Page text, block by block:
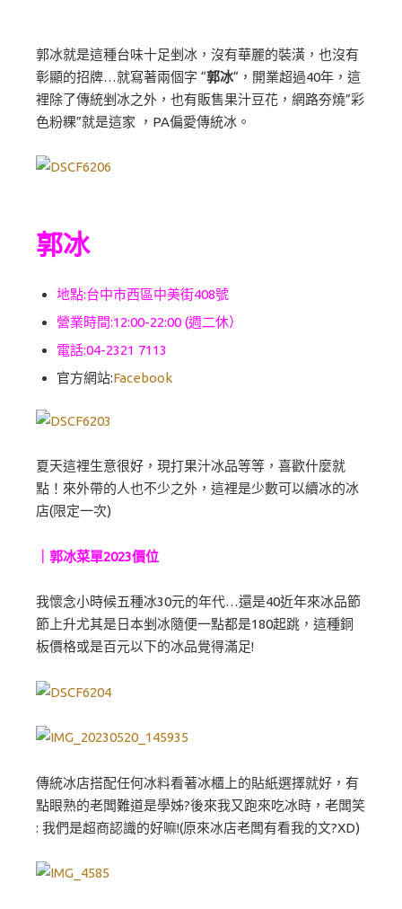
郭冰就是這種台味十足剉冰，沒有華麗的裝潢，也沒有
彰顯的招牌…就寫著兩個字 “郭冰“，開業超過40年，這
裡除了傳統剉冰之外，也有販售果汁豆花，網路夯燒”彩
色粉粿”就是這家 ，PA偏愛傳統冰。
郭冰
地點:台中市西區中美街408號
營業時間:12:00-22:00 (週二休）
電話:04-2321 7113
官方網站:Facebook
夏天這裡生意很好，現打果汁冰品等等，喜歡什麼就
點！來外帶的人也不少之外，這裡是少數可以續冰的冰
店(限定一次)
｜郭冰菜單2023價位
我懷念小時候五種冰30元的年代…還是40近年來冰品節
節上升尤其是日本剉冰隨便一點都是180起跳，這種銅
板價格或是百元以下的冰品覺得滿足!
傳統冰店搭配任何冰料看著冰櫃上的貼紙選擇就好，有
點眼熟的老闆難道是學姊?後來我又跑來吃冰時，老闆笑
: 我們是超商認識的好嘛!(原來冰店老闆有看我的文?XD)